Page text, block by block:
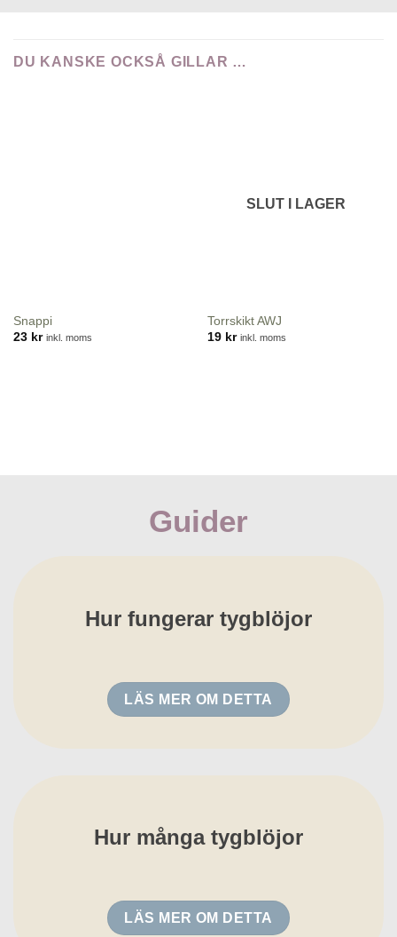
DU KANSKE OCKSÅ GILLAR …
Snappi
23 kr inkl. moms
SLUT I LAGER
Torrskikt AWJ
19 kr inkl. moms
Guider
Hur fungerar tygblöjor
LÄS MER OM DETTA
Hur många tygblöjor
LÄS MER OM DETTA